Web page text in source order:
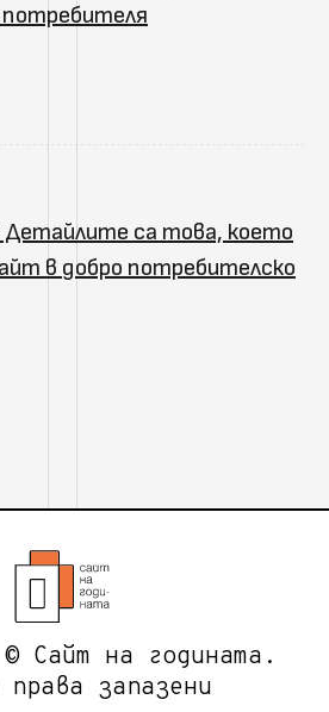
са това, което
в добро потребителско
Сайт на годината.
права запазени